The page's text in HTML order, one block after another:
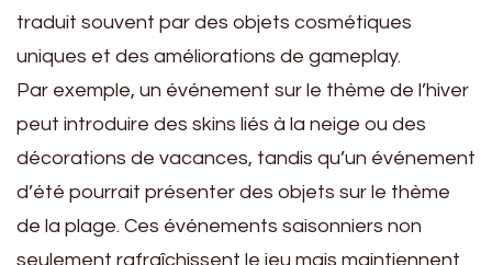
traduit souvent par des objets cosmétiques
uniques et des améliorations de gameplay.
Par exemple, un événement sur le thème de l’hiver
peut introduire des skins liés à la neige ou des
décorations de vacances, tandis qu’un événement
d’été pourrait présenter des objets sur le thème
de la plage. Ces événements saisonniers non
seulement rafraîchissent le jeu mais maintiennent